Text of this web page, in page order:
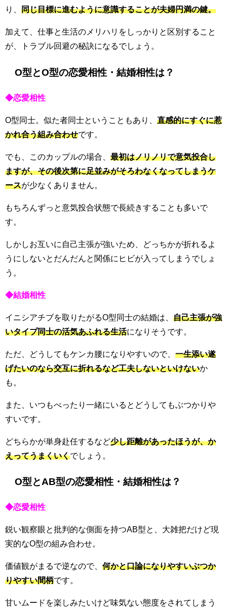
り、 同じ目標に進むように意識することが夫婦円満の鍵。
加えて、仕事と生活のメリハリをしっかりと区別すること
が、トラブル回避の秘訣になるでしょう。
O型とO型の恋愛相性・結婚相性は？
◆恋愛相性
O型同士。似た者同士ということもあり、 直感的にすぐに惹
かれ合う組み合わせです。
でも、このカップルの場合、 最初はノリノリで意気投合し
ますが、その後次第に足並みがそろわなくなってしまうケ
ースが少なくありません。
もちろんずっと意気投合状態で長続きすることも多いで
す。
しかしお互いに自己主張が強いため、どっちかが折れるよ
うにしないとだんだんと関係にヒビが入ってしまうでしょ
う。
◆結婚相性
イニシアチブを取りたがるO型同士の結婚は、 自己主張が強
いタイプ同士の活気あふれる生活になりそうです。
ただ、どうしてもケンカ腰になりやすいので、 一生添い遂
げたいのなら交互に折れるなど工夫しないといけないか
も。
また、いつもべったり一緒にいるとどうしてもぶつかりや
すいです。
どちらかが単身赴任するなど少し距離があったほうが、か
えってうまくいくでしょう。
O型とAB型の恋愛相性・結婚相性は？
◆恋愛相性
鋭い観察眼と批判的な側面を持つAB型と、大雑把だけど現
実的なO型の組み合わせ。
価値観がまるで逆なので、 何かと口論になりやすいぶつか
りやすい間柄です。
甘いムードを楽しみたいけど味気ない態度をされてしまう